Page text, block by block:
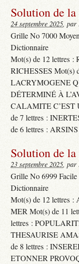
Solution de
24 septembre 2025, par
Grille No 7000
Dictionnaire
Mot(s) de 12 lettres
RICHESSES
LACRYMOGENE
DÉTERMINÉ À
CALAMITE C’EST
de 7 lettres :
de 6 lettres :
Solution de
23 septembre 2025, par
Grille No 6999 Facile
Dictionnaire
Mot(s) de 12 lettres
MER Mot(s) de 11
lettres :
THESAURISE
de 8 lettres :
ETONNER